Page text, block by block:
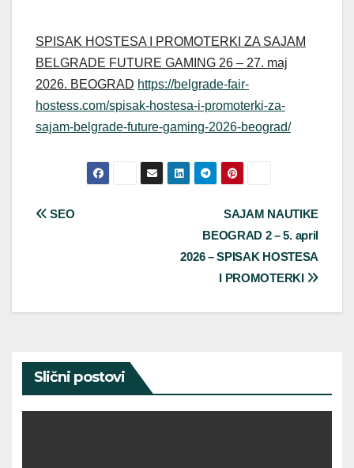
SPISAK HOSTESA I PROMOTERKI ZA SAJAM
BELGRADE FUTURE GAMING 26 – 27. maj
2026. BEOGRAD https://belgrade-fair-
hostess.com/spisak-hostesa-i-promoterki-za-
sajam-belgrade-future-gaming-2026-beograd/
Post
SAJAM NAUTIKE
BEOGRAD 2 – 5. april
2026 – SPISAK HOSTESA
I PROMOTERKI
SEO
Slični postovi